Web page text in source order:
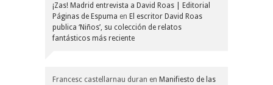
¡Zas! Madrid entrevista a David Roas | Editorial
Páginas de Espuma en El escritor David Roas
publica ‘Niños’, su colección de relatos
fantásticos más reciente
Francesc castellarnau duran en Manifiesto de las